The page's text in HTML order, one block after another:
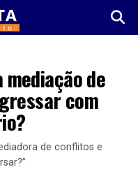
de
com
de conflitos e